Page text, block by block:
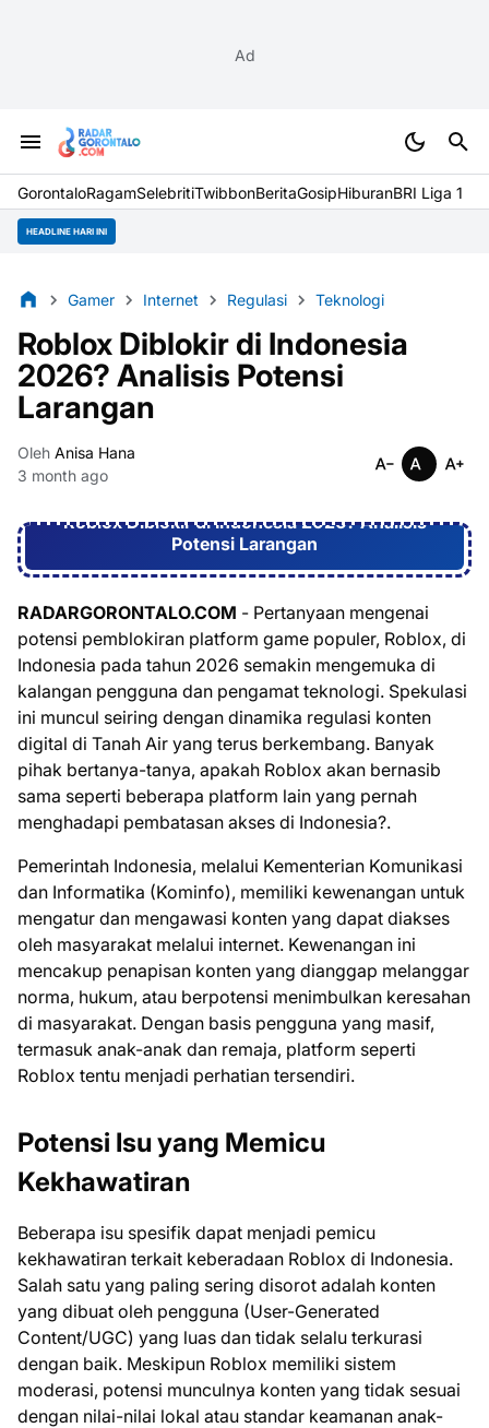
Ad
GorontaloRagamSelebritiTwibbonBeritaGosipHiburanBRI Liga 1
HEADLINE HARI INI
Gamer Internet Regulasi Teknologi
Roblox Diblokir di Indonesia
2026? Analisis Potensi
Larangan
Oleh Anisa Hana
3 month ago
Roblox Diblokir di Indonesia 2026? Analisis
Potensi Larangan
RADARGORONTALO.COM - Pertanyaan mengenai
potensi pemblokiran platform game populer, Roblox, di
Indonesia pada tahun 2026 semakin mengemuka di
kalangan pengguna dan pengamat teknologi. Spekulasi
ini muncul seiring dengan dinamika regulasi konten
digital di Tanah Air yang terus berkembang. Banyak
pihak bertanya-tanya, apakah Roblox akan bernasib
sama seperti beberapa platform lain yang pernah
menghadapi pembatasan akses di Indonesia?.
Pemerintah Indonesia, melalui Kementerian Komunikasi
dan Informatika (Kominfo), memiliki kewenangan untuk
mengatur dan mengawasi konten yang dapat diakses
oleh masyarakat melalui internet. Kewenangan ini
mencakup penapisan konten yang dianggap melanggar
norma, hukum, atau berpotensi menimbulkan keresahan
di masyarakat. Dengan basis pengguna yang masif,
termasuk anak-anak dan remaja, platform seperti
Roblox tentu menjadi perhatian tersendiri.
Potensi Isu yang Memicu
Kekhawatiran
Beberapa isu spesifik dapat menjadi pemicu
kekhawatiran terkait keberadaan Roblox di Indonesia.
Salah satu yang paling sering disorot adalah konten
yang dibuat oleh pengguna (User-Generated
Content/UGC) yang luas dan tidak selalu terkurasi
dengan baik. Meskipun Roblox memiliki sistem
moderasi, potensi munculnya konten yang tidak sesuai
dengan nilai-nilai lokal atau standar keamanan anak-